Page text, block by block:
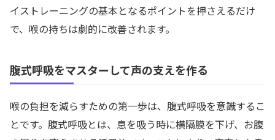
イストレーニングの基本となるポイントを押さえるだけ
で、喉の持ちは劇的に改善されます。
腹式呼吸をマスターして声の支えを作る
喉の負担を減らすための第一歩は、腹式呼吸を意識するこ
とです。腹式呼吸とは、息を吸う時に横隔膜を下げ、お腹